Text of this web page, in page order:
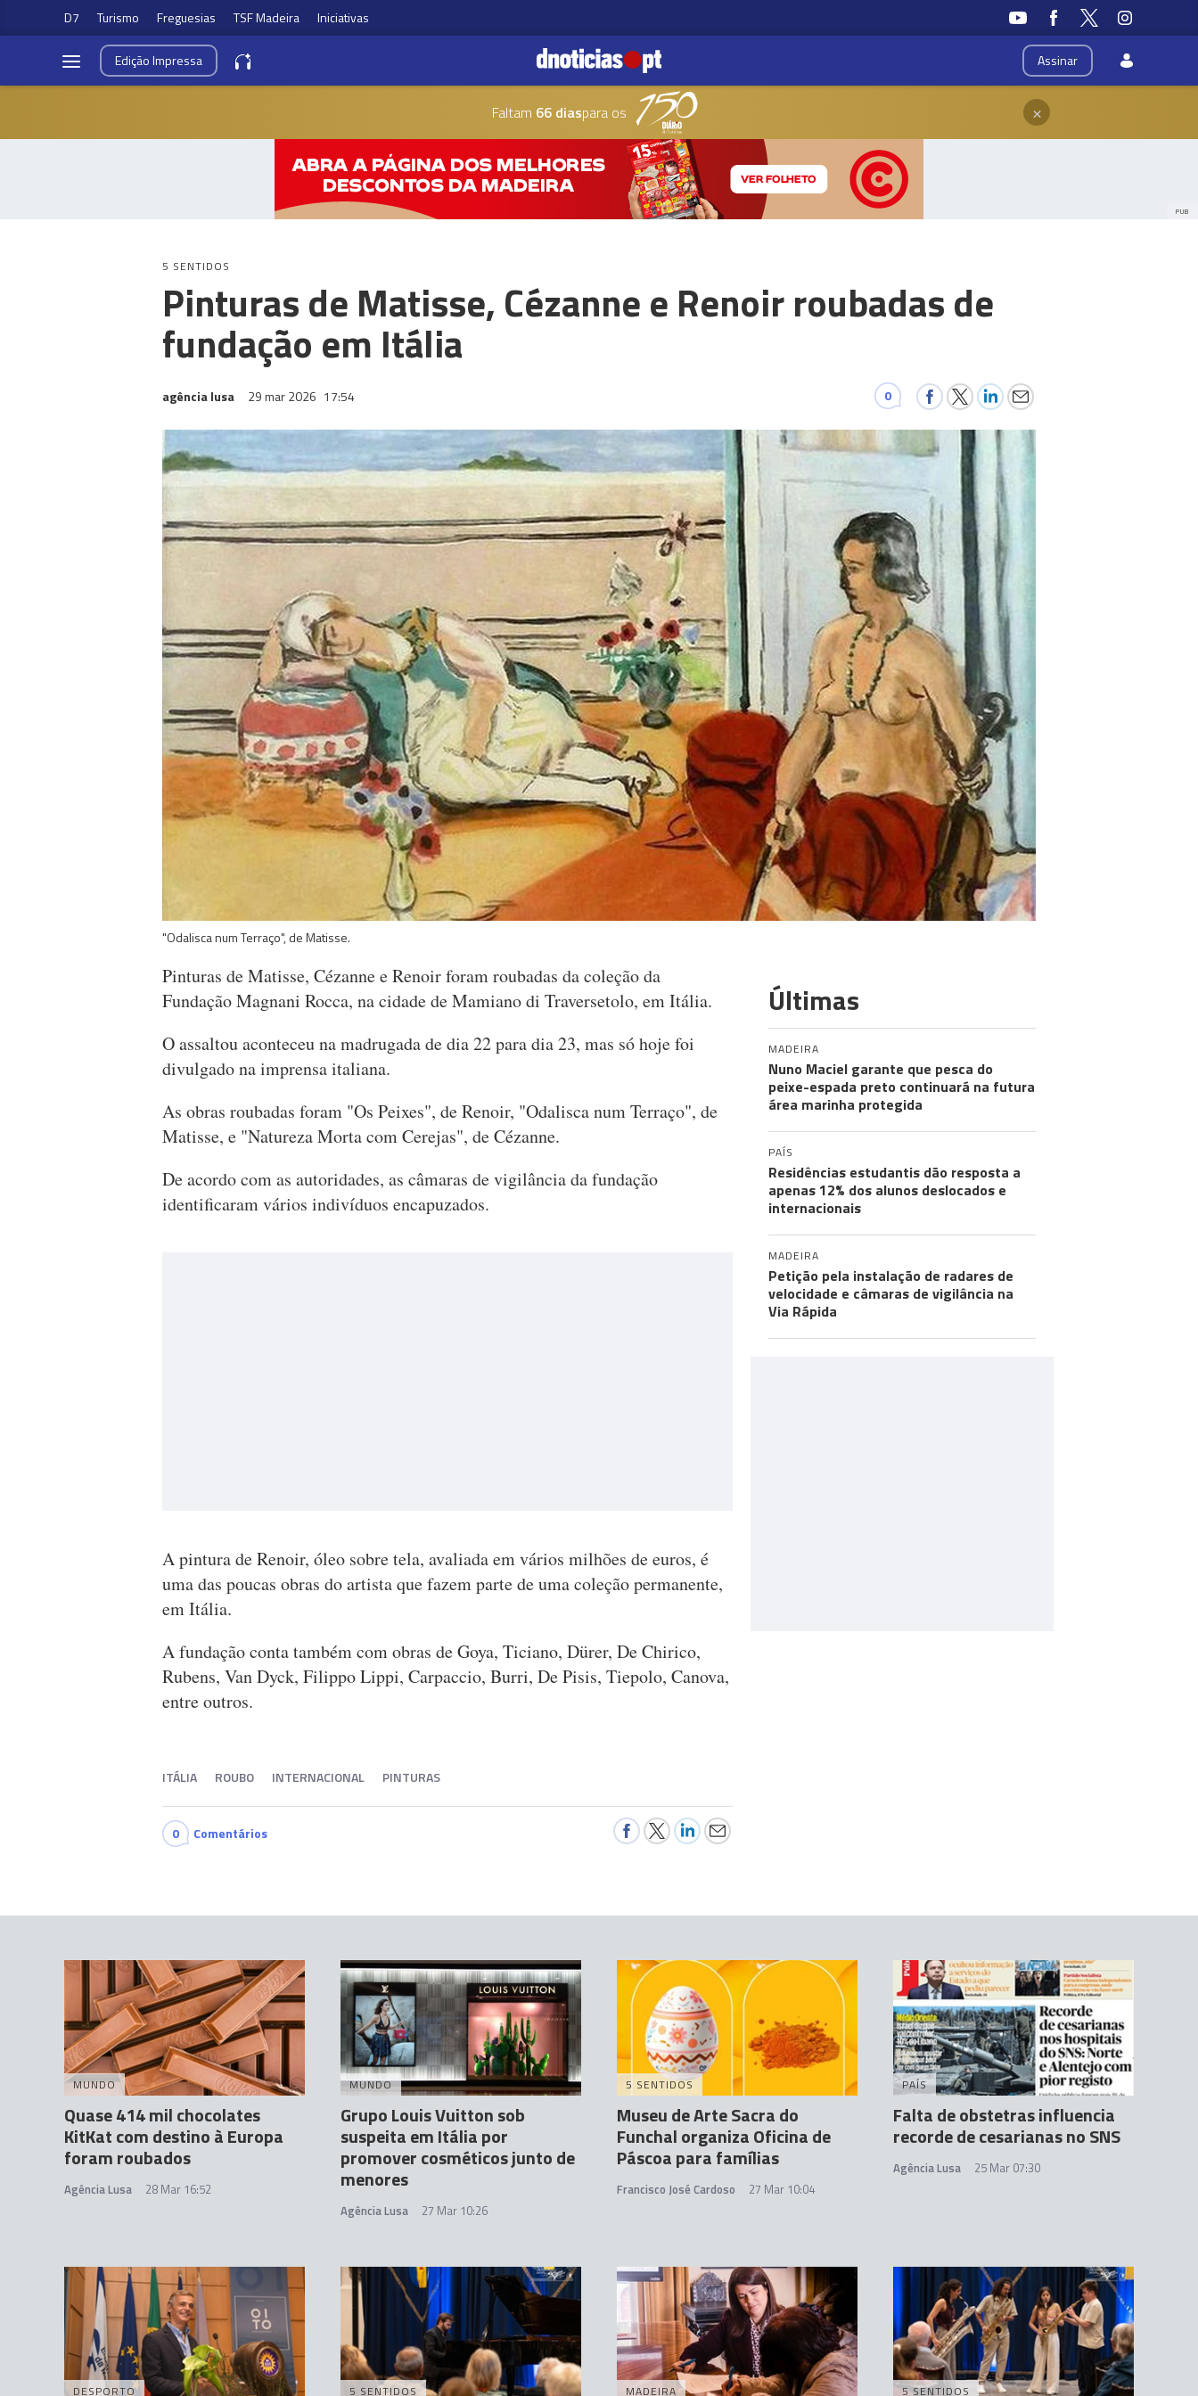
D7 Turismo Freguesias TSF Madeira Iniciativas
Assinar
EdiçãoImpressa
Faltam 66 diaspara os ×
PUB
5 SENTIDOS
Pinturas de Matisse, Cézanne e Renoir roubadas de
fundação em Itália
agência lusa 29 mar 2026 17:54 0
"Odalisca num Terraço", de Matisse.
Pinturas de Matisse, Cézanne e Renoir foram roubadas da coleção da
Fundação Magnani Rocca, na cidade de Mamiano di Traversetolo, em Itália.
O assaltou aconteceu na madrugada de dia 22 para dia 23, mas só hoje foi
divulgado na imprensa italiana.
As obras roubadas foram "Os Peixes", de Renoir, "Odalisca num Terraço", de
Matisse, e "Natureza Morta com Cerejas", de Cézanne.
De acordo com as autoridades, as câmaras de vigilância da fundação
identificaram vários indivíduos encapuzados.
A pintura de Renoir, óleo sobre tela, avaliada em vários milhões de euros, é
uma das poucas obras do artista que fazem parte de uma coleção permanente,
em Itália.
A fundação conta também com obras de Goya, Ticiano, Dürer, De Chirico,
Rubens, Van Dyck, Filippo Lippi, Carpaccio, Burri, De Pisis, Tiepolo, Canova,
entre outros.
ITÁLIA ROUBO INTERNACIONAL PINTURAS
0 Comentários
Últimas
MADEIRA
Nuno Maciel garante que pesca do
peixe-espada preto continuará na futura
área marinha protegida
PAÍS
Residências estudantis dão resposta a
apenas 12% dos alunos deslocados e
internacionais
MADEIRA
Petição pela instalação de radares de
velocidade e câmaras de vigilância na
Via Rápida
MUNDO
Quase 414 mil chocolates
KitKat com destino à Europa
foram roubados
Agência Lusa 28 Mar 16:52
MUNDO
Grupo Louis Vuitton sob
suspeita em Itália por
promover cosméticos junto de
menores
Agência Lusa 27 Mar 10:26
5 SENTIDOS
Museu de Arte Sacra do
Funchal organiza Oficina de
Páscoa para famílias
Francisco José Cardoso 27 Mar 10:04
PAÍS
Falta de obstetras influencia
recorde de cesarianas no SNS
Agência Lusa 25 Mar 07:30
DESPORTO 5 SENTIDOS MADEIRA 5 SENTIDOS